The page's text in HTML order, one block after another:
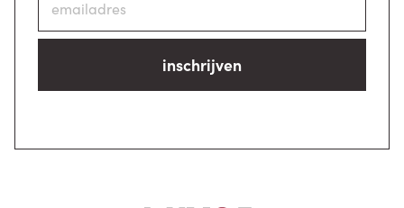
inschrijven